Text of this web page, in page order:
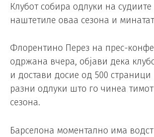
Клубот собира одлуки на
наштетиле оваа сезона и
Флорентино Перез на прес-
одржана вчера, објави дека
и достави досие од 500
разни одлуки што го чинеа
сезона.
Барселона моментално има